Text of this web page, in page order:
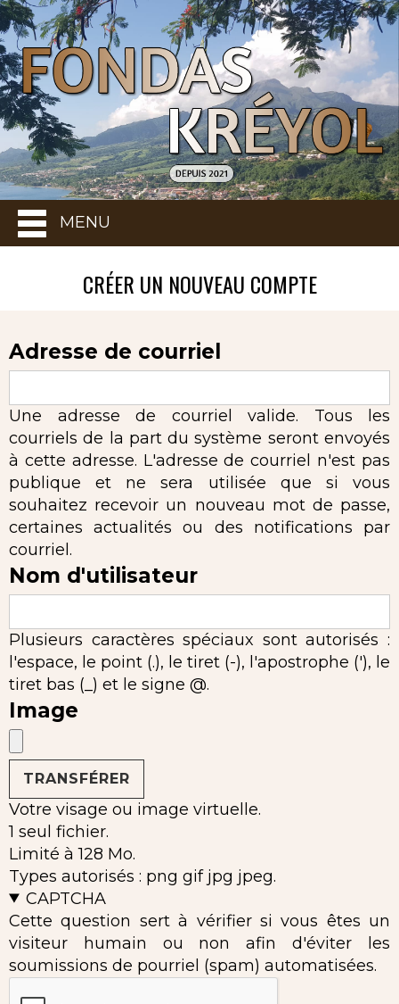
MENU
CRÉER UN NOUVEAU COMPTE
Adresse de courriel
Une adresse de courriel valide. Tous les
courriels de la part du système seront envoyés
à cette adresse. L'adresse de courriel n'est pas
publique et ne sera utilisée que si vous
souhaitez recevoir un nouveau mot de passe,
certaines actualités ou des notifications par
courriel.
Nom d'utilisateur
Plusieurs caractères spéciaux sont autorisés :
l'espace, le point (.), le tiret (-), l'apostrophe ('), le
tiret bas (_) et le signe @.
Image
Votre visage ou image virtuelle.
1 seul fichier.
Limité à 128 Mo.
Types autorisés : png gif jpg jpeg.
CAPTCHA
Cette question sert à vérifier si vous êtes un
visiteur humain ou non afin d'éviter les
soumissions de pourriel (spam) automatisées.